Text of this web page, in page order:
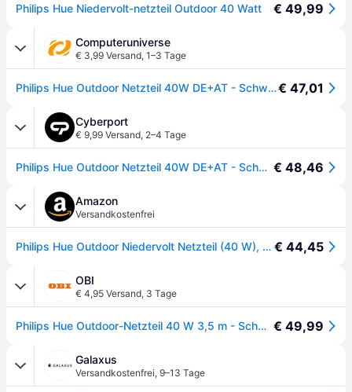
Philips Hue Niedervolt-netzteil Outdoor 40 Watt € 49,99
Computeruniverse
€ 3,99 Versand, 1–3 Tage
Philips Hue Outdoor Netzteil 40W DE+AT - Schwarz€ 47,01
Cyberport
€ 9,99 Versand, 2–4 Tage
Philips Hue Outdoor Netzteil 40W DE+AT - Schwarz € 48,46
Amazon
Versandkostenfrei
Philips Hue Outdoor Niedervolt Netzteil (40 W), wetterfestes Netzteil für die Hue Außenbeleuchtung, smarte Lichtsteuerung über Sprache oder App, schwarz € 44,45
OBI
€ 4,95 Versand, 3 Tage
Philips Hue Outdoor-Netzteil 40 W 3,5 m - Schwarz € 49,99
Galaxus
Versandkostenfrei, 9–13 Tage